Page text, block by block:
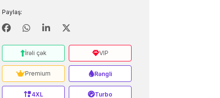
Paylaş:
İrəli çək VIP
Premium Rəngli
4XL Turbo